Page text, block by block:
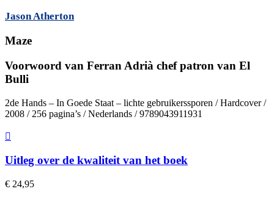
Jason Atherton
Maze
Voorwoord van Ferran Adrià chef patron van El
Bulli
2de Hands – In Goede Staat – lichte gebruikerssporen / Hardcover /
2008 / 256 pagina’s / Nederlands / 9789043911931
Uitleg over de kwaliteit van het boek
€ 24,95